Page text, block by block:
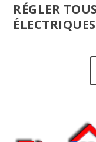
RÉGLER